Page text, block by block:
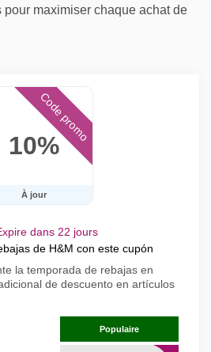
maximiser chaque achat de
10%
À jour
Code promo
dans 22 jours
de H&M con este cupón
la temporada de rebajas en
de descuento en artículos
Populaire